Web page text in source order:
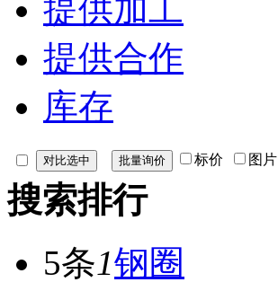
提供加工
提供合作
库存
标价 图片
搜索排行
5条1钢圈